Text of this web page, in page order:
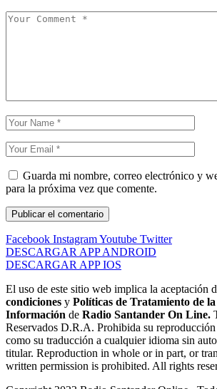
Guarda mi nombre, correo electrónico y
para la próxima vez que comente.
Facebook InstagramYoutube Twitter
DESCARGAR APP ANDROID
DESCARGAR APP IOS
El uso de este sitio web implica la aceptación
condiciones y Políticas de Tratamiento de la
Información de Radio Santander On Line.
Reservados D.R.A. Prohibida su
como su traducción a cualquier idioma sin
titular. Reproduction in whole or in part, or
written permission is prohibited. All rights